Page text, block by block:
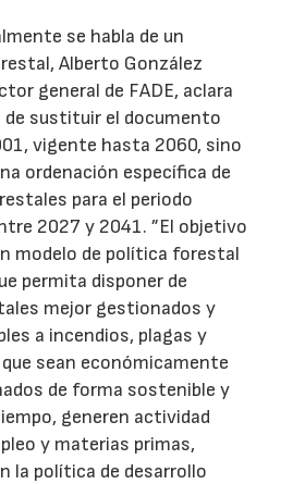
se habla de un
Alberto González
general de FADE, aclara
de sustituir el documento
vigente hasta 2060, sino
ordenación específica de
para el periodo
2027 y 2041. ”El objetivo
modelo de política forestal
permita disponer de
mejor gestionados y
a incendios, plagas y
sean económicamente
de forma sostenible y
generen actividad
y materias primas,
la política de desarrollo